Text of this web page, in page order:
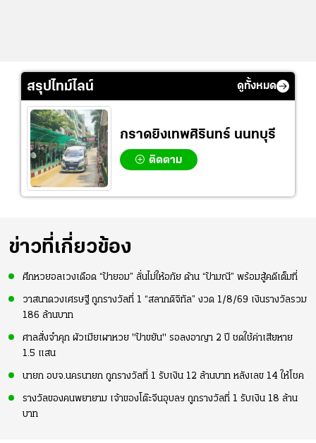
สรุปไทม์ไลน์ ดูทั้งหมด
กราดยิงเทพศิรินทร์ นนทบุรี
ติดตาม
ข่าวที่เกี่ยวข้อง
ศึกหวยอลเวงเดือด “ป้ายอม” ลั่นไม่ให้อภัย ด้าน “ป้ามณี” พร้อมสู้คดีเต็มที่
วาสนาดวงเศรษฐี ถูกรางวัลที่ 1 “สลากดิจิทัล” งวด 1/8/69 เงินรางวัลรวม
186 ล้านบาท
ศาลสั่งจำคุก ผัวเมียเผาหวย "ป้าขยัน" รอลงอาญา 2 ปี ชดใช้ค่าเสียหาย
1.5 แสน
นายก อบจ.นครนายก ถูกรางวัลที่ 1 รับเงิน 12 ล้านบาท หลังเลข 14 ให้โชค
รางวัลของคนพยายาม เจ้าของโต๊ะจีนอุบลฯ ถูกรางวัลที่ 1 รับเงิน 18 ล้าน
บาท